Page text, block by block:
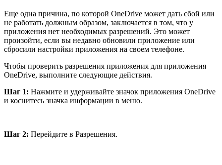
Еще одна причина, по которой OneDrive может дать сбой или
не работать должным образом, заключается в том, что у
приложения нет необходимых разрешений. Это может
произойти, если вы недавно обновили приложение или
сбросили настройки приложения на своем телефоне.
Чтобы проверить разрешения приложения для приложения
OneDrive, выполните следующие действия.
Шаг 1: Нажмите и удерживайте значок приложения OneDrive
и коснитесь значка информации в меню.
Шаг 2: Перейдите в Разрешения.